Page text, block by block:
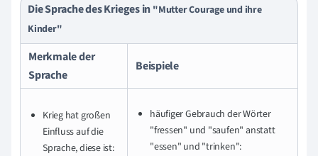
Die Sprache des Krieges in "Mutter Courage und ihre
Kinder"
Merkmale der
Sprache
Beispiele
Krieg hat großen
Einfluss auf die
Sprache, diese ist:
häufiger Gebrauch der Wörter
"fressen" und "saufen" anstatt
"essen" und "trinken":